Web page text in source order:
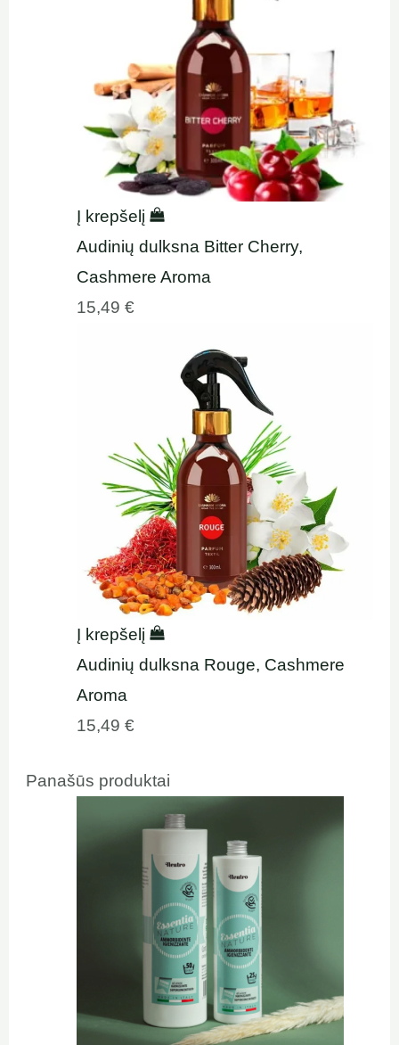
Į krepšelį
Audinių dulksna Bitter Cherry,
Cashmere Aroma
15,49€
Į krepšelį
Audinių dulksna Rouge, Cashmere
Aroma
15,49€
Panašūs produktai